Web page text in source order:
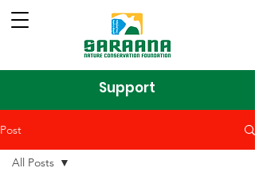
Support
Post
All Posts